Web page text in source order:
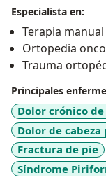
Especialista en:
Terapia manual
Ortopedia
Trauma
Principales
Dolor crónico
Dolor de
Fractura de pie
Síndrome